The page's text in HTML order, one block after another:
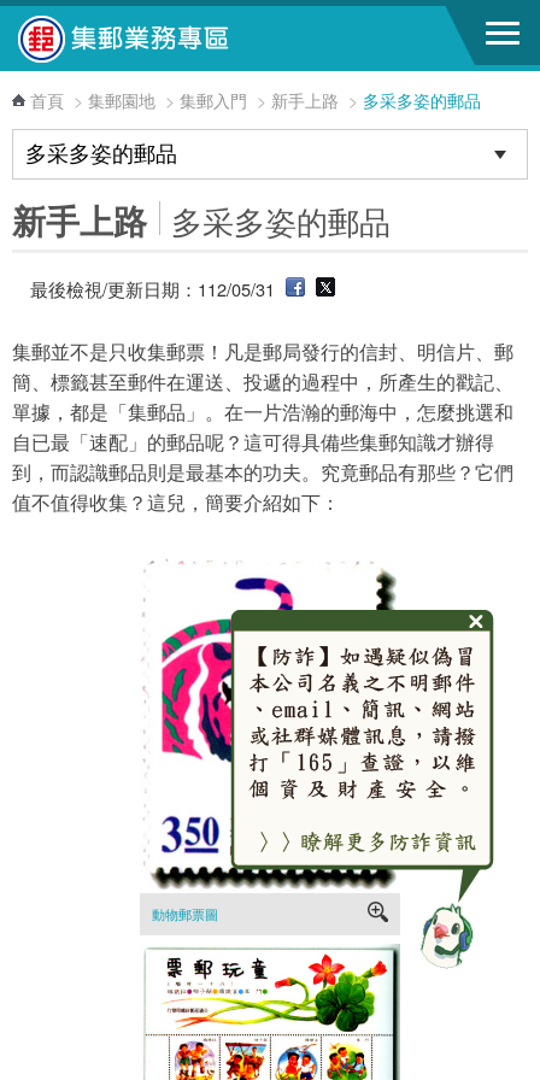
跳到主要內容區塊
首頁 > 集郵園地 > 集郵入門 > 新手上路 > 多采多姿的郵品
新手上路 多采多姿的郵品
最後檢視/更新日期：112/05/31
集郵並不是只收集郵票！凡是郵局發行的信封、明信片、郵
簡、標籤甚至郵件在運送、投遞的過程中，所產生的戳記、
單據，都是「集郵品」。在一片浩瀚的郵海中，怎麼挑選和
自已最「速配」的郵品呢？這可得具備些集郵知識才辦得
到，而認識郵品則是最基本的功夫。究竟郵品有那些？它們
值不值得收集？這兒，簡要介紹如下：
動物郵票圖